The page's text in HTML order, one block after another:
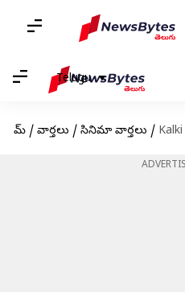
Telugu
హోమ్ / వార్తలు / సినిమా వార్తలు / Kalki